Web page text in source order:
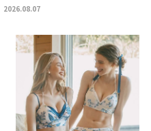
2026.08.07